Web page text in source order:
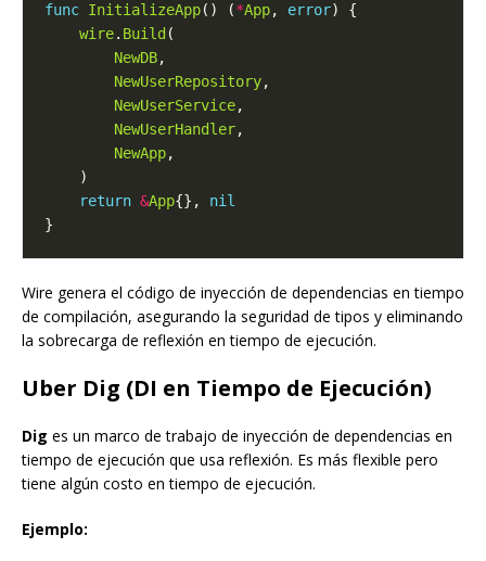
func InitializeApp() (*App, error
wire. Build
NewDB
NewUserRepository
NewUserService
NewUserHandler
NewApp
return &App{}, nil
Wire genera el código de inyección de dependencias en tiempo
de compilación, asegurando la seguridad de tipos y eliminando
la sobrecarga de reflexión en tiempo de ejecución.
Uber Dig (DI en Tiempo de Ejecución)
Dig es un marco de trabajo de inyección de dependencias en
tiempo de ejecución que usa reflexión. Es más flexible pero
tiene algún costo en tiempo de ejecución.
Ejemplo: